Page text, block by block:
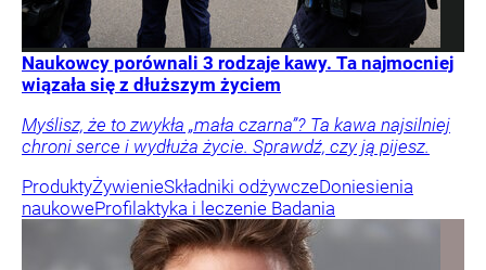
Naukowcy porównali 3 rodzaje kawy. Ta najmocniej
wiązała się z dłuższym życiem
Myślisz, że to zwykła „mała czarna”? Ta kawa najsilniej
chroni serce i wydłuża życie. Sprawdź, czy ją pijesz.
ProduktyŻywienieSkładniki odżywczeDoniesienia
naukoweProfilaktyka i leczenie Badania